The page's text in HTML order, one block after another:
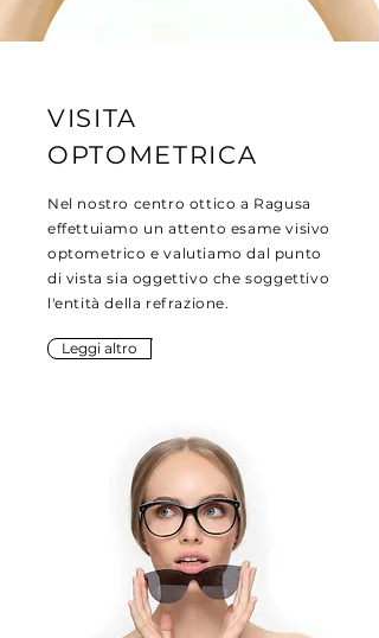
VISITA
OPTOMETRICA
Nel nostro centro ottico a Ragusa
effettuiamo un attento esame visivo
optometrico e valutiamo dal punto
di vista sia oggettivo che soggettivo
l'entità della refrazione.
Leggi altro